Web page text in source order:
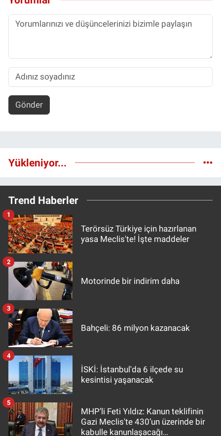
Gönder
Yükleniyor...
Trend Haberler
Terörsüz Türkiye için hazırlanan
yasa Meclis'te! İşte maddeler
1
Motorinde bir indirim daha
2
Bahçeli: 86 milyon kazanacak
3
İSKİ: İstanbul'da 6 ilçede su
kesintisi yaşanacak
4
MHP’li Feti Yıldız: Kanun teklifinin
Gazi Meclis'te 430’un üzerinde bir
kabulle kanunlaşacağı
5